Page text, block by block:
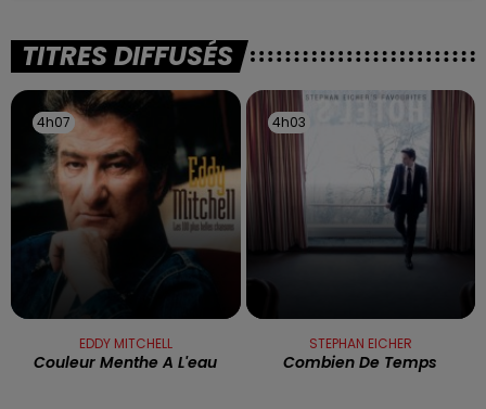
TITRES DIFFUSÉS
4h07
4h07
EDDY MITCHELL
Couleur Menthe A L'eau
4h03
4h03
STEPHAN EICHER
Combien De Temps